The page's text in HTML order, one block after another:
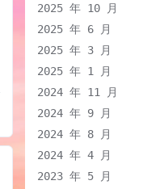
2025 年 10 月
2025 年 6 月
2025 年 3 月
2025 年 1 月
2024 年 11 月
2024 年 9 月
2024 年 8 月
2024 年 4 月
2023 年 5 月